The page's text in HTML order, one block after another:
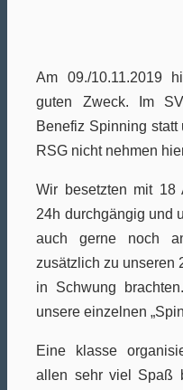
Am 09./10.11.2019
guten Zweck. Im
Benefiz Spinning
RSG nicht nehmen
Wir besetzten mit
24h durchgängig und
auch gerne noch
zusätzlich zu unseren
in Schwung
unsere einzelnen
Eine klasse
allen sehr viel Spaß